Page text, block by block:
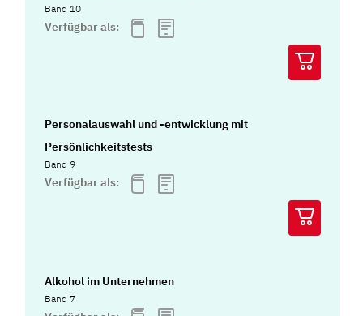
Band 10
Verfügbar als:
Personalauswahl und -entwicklung mit
Persönlichkeitstests
Band 9
Verfügbar als:
Alkohol im Unternehmen
Band 7